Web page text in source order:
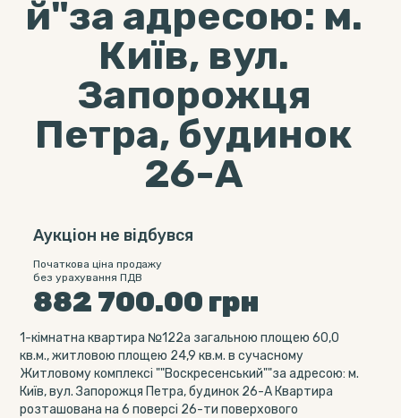
й"за адресою: м.
Київ, вул.
Запорожця
Петра, будинок
26-А
Аукціон не відбувся
Початкова ціна продажу
без урахування ПДВ
882 700.00 грн
1-кімнатна квартира №122а загальною площею 60,0
кв.м., житловою площею 24,9 кв.м. в сучасному
Житловому комплексі ""Воскресенський""за адресою: м.
Київ, вул. Запорожця Петра, будинок 26-А Квартира
розташована на 6 поверсі 26-ти поверхового